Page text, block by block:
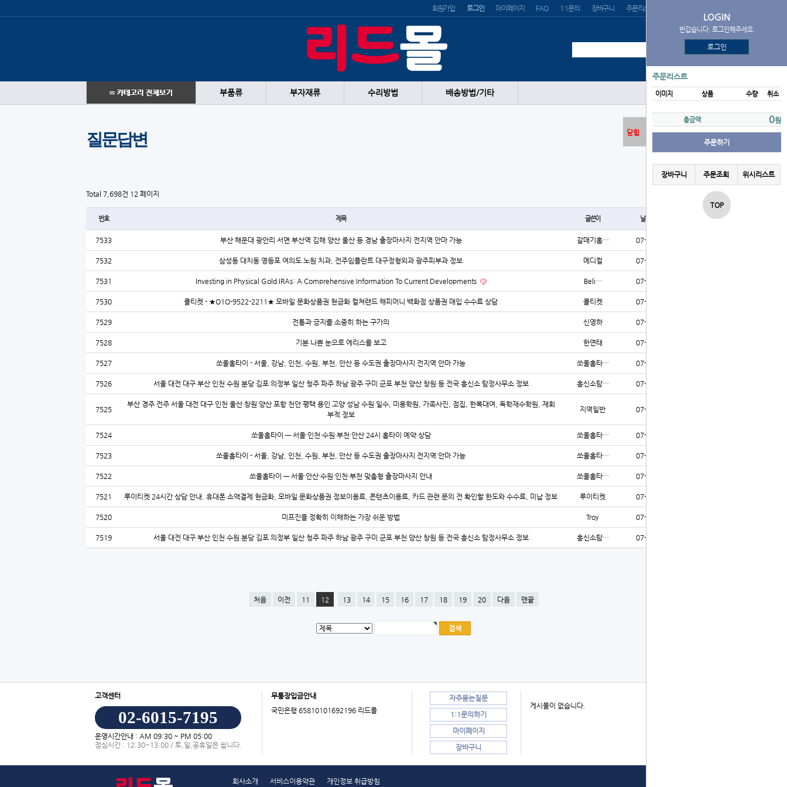
회원가입 로그인 마이페이지 FAQ 1:1문의 장바구니 주문리스트
부품류 부자재류 수리방법 배송방법/기타
LOGIN
반갑습니다. 로그인해주세요.
로그인
주문리스트
이미지 상품 수량 취소
총금액 0원
주문하기
장바구니 주문조회 위시리스트
TOP
닫힘
질문답변
Total 7,698건 12 페이지
번호 제목 글쓴이 날짜
7533 부산 해운대 광안리 서면 부산역 김해 양산 울산 등 경남 출장마사지 전지역 안마 가능 갈매기홈… 07-30
7532 삼성동 대치동 영등포 여의도 노원 치과, 전주임플란트 대구정형외과 광주피부과 정보 메디컬 07-30
7531 Investing in Physical Gold IRAs: A Comprehensive Information To Current Developments Beli… 07-30
7530 콜티켓 - ★O1O-9522-2211★ 모바일 문화상품권 현금화 컬쳐랜드 해피머니 백화점 상품권 매입 수수료 상담 콜티켓 07-29
7529 전통과 긍지를 소중히 하는 구가의 신영하 07-29
7528 기분 나쁜 눈으로 에리스를 보고 한연태 07-29
7527 쏘울홈타이 - 서울, 강남, 인천, 수원, 부천, 안산 등 수도권 출장마사지 전지역 안마 가능 쏘울홈타… 07-29
7526 서울 대전 대구 부산 인천 수원 분당 김포 의정부 일산 청주 파주 하남 광주 구미 군포 부천 양산 창원 등 전국 흥신소 탐정사무소 정보 흥신소탐… 07-29
7525
부산 경주 전주 서울 대전 대구 인천 울산 창원 양산 포항 천안 평택 용인 고양 성남 수원 일수, 미용학원, 가족사진, 점집, 한복대여, 독학재수학원, 재회
부적 정보
지역일반 07-29
7524 쏘울홈타이 — 서울·인천·수원·부천·안산 24시 홈타이 예약 상담 쏘울홈타… 07-29
7523 쏘울홈타이 - 서울, 강남, 인천, 수원, 부천, 안산 등 수도권 출장마사지 전지역 안마 가능 쏘울홈타… 07-29
7522 쏘울홈타이 — 서울·안산·수원·인천·부천 맞춤형 출장마사지 안내 쏘울홈타… 07-29
7521 루이티켓 24시간 상담 안내. 휴대폰 소액결제 현금화, 모바일 문화상품권 정보이용료, 콘텐츠이용료, 카드 관련 문의 전 확인할 한도와 수수료, 미납 정보 루이티켓 07-29
7520 미프진을 정확히 이해하는 가장 쉬운 방법 Troy 07-29
7519 서울 대전 대구 부산 인천 수원 분당 김포 의정부 일산 청주 파주 하남 광주 구미 군포 부천 양산 창원 등 전국 흥신소 탐정사무소 정보 흥신소탐… 07-29
처음 이전 11 12 13 14 15 16 17 18 19 20 다음 맨끝
고객센터
02-6015-7195
운영시간안내 : AM 09:30 ~ PM 05:00
점심시간 : 12:30~13:00 / 토,일,공휴일은 쉽니다.
무통장입금안내
국민은행 65810101692196 리드몰
자주묻는질문
1:1문의하기
마이페이지
장바구니
게시물이 없습니다.
회사소개 서비스이용약관 개인정보 취급방침